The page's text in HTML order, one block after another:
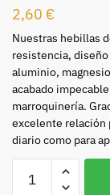
2,60 €
Nuestras hebillas
resistencia, diseño
aluminio,
acabado
marroquinería.
excelente relación
diario como para
25mm